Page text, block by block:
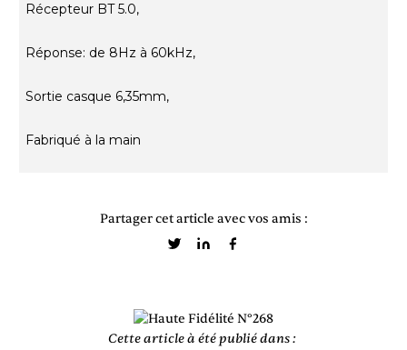
Récepteur BT 5.0,
Réponse: de 8Hz à 60kHz,
Sortie casque 6,35mm,
Fabriqué à la main
Partager cet article avec vos amis :
Cette article à été publié dans :